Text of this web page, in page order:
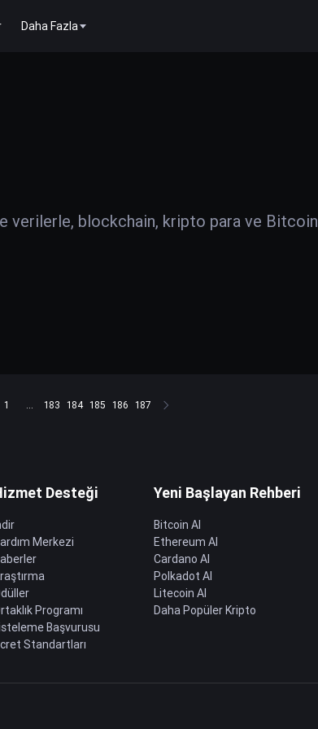
Daha Fazla
verilerle, blockchain, kripto para ve Bitcoin
1 ... 183 184 185 186 187
Desteği
Merkezi
Programı
Başvurusu
Standartları
Yeni Başlayan Rehberi
Bitcoin Al
Ethereum Al
Cardano Al
Polkadot Al
Litecoin Al
Daha Popüler Kripto